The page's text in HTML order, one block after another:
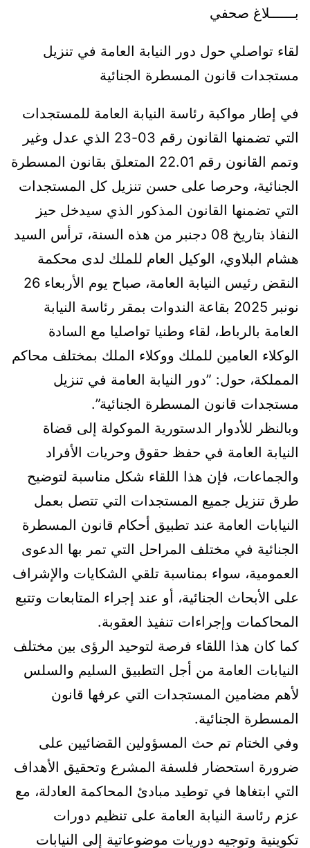
بــــــلاغ صحفي
لقاء تواصلي حول دور النيابة العامة في تنزيل
مستجدات قانون المسطرة الجنائية
في إطار مواكبة رئاسة النيابة العامة للمستجدات
التي تضمنها القانون رقم 03-23 الذي عدل وغير
وتمم القانون رقم 22.01 المتعلق بقانون المسطرة
الجنائية، وحرصا على حسن تنزيل كل المستجدات
التي تضمنها القانون المذكور الذي سيدخل حيز
النفاذ بتاريخ 08 دجنبر من هذه السنة، ترأس السيد
هشام البلاوي، الوكيل العام للملك لدى محكمة
النقض رئيس النيابة العامة، صباح يوم الأربعاء 26
نونبر 2025 بقاعة الندوات بمقر رئاسة النيابة
العامة بالرباط، لقاء وطنيا تواصليا مع السادة
الوكلاء العامين للملك ووكلاء الملك بمختلف محاكم
المملكة، حول: ”دور النيابة العامة في تنزيل
مستجدات قانون المسطرة الجنائية”.
وبالنظر للأدوار الدستورية الموكولة إلى قضاة
النيابة العامة في حفظ حقوق وحريات الأفراد
والجماعات، فإن هذا اللقاء شكل مناسبة لتوضيح
طرق تنزيل جميع المستجدات التي تتصل بعمل
النيابات العامة عند تطبيق أحكام قانون المسطرة
الجنائية في مختلف المراحل التي تمر بها الدعوى
العمومية، سواء بمناسبة تلقي الشكايات والإشراف
على الأبحاث الجنائية، أو عند إجراء المتابعات وتتبع
المحاكمات وإجراءات تنفيذ العقوبة.
كما كان هذا اللقاء فرصة لتوحيد الرؤى بين مختلف
النيابات العامة من أجل التطبيق السليم والسلس
لأهم مضامين المستجدات التي عرفها قانون
المسطرة الجنائية.
وفي الختام تم حث المسؤولين القضائيين على
ضرورة استحضار فلسفة المشرع وتحقيق الأهداف
التي ابتغاها في توطيد مبادئ المحاكمة العادلة، مع
عزم رئاسة النيابة العامة على تنظيم دورات
تكوينية وتوجيه دوريات موضوعاتية إلى النيابات